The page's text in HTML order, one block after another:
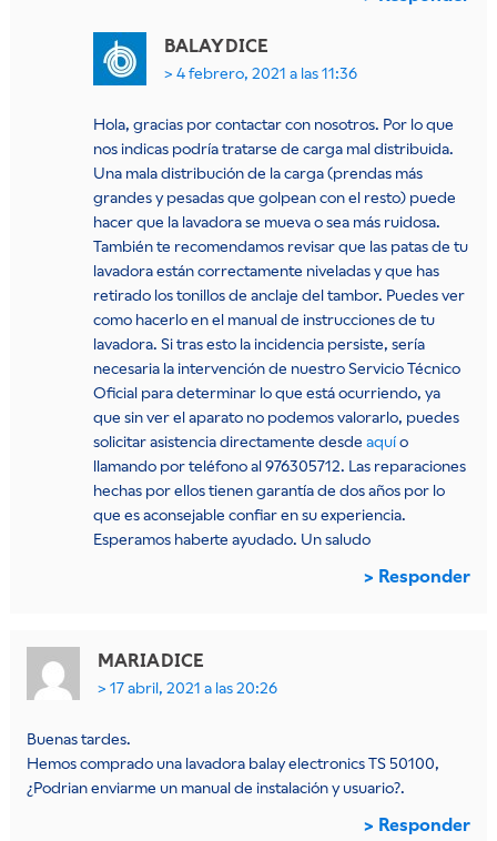
BALAYDICE
4 febrero, 2021 a las 11:36
Hola, gracias por contactar con nosotros. Por lo que
nos indicas podría tratarse de carga mal distribuida.
Una mala distribución de la carga (prendas más
grandes y pesadas que golpean con el resto) puede
hacer que la lavadora se mueva o sea más ruidosa.
También te recomendamos revisar que las patas de tu
lavadora están correctamente niveladas y que has
retirado los tonillos de anclaje del tambor. Puedes ver
como hacerlo en el manual de instrucciones de tu
lavadora. Si tras esto la incidencia persiste, sería
necesaria la intervención de nuestro Servicio Técnico
Oficial para determinar lo que está ocurriendo, ya
que sin ver el aparato no podemos valorarlo, puedes
solicitar asistencia directamente desde aquío
llamando por teléfono al 976305712. Las reparaciones
hechas por ellos tienen garantía de dos años por lo
que es aconsejable confiar en su experiencia.
Esperamos haberte ayudado. Un saludo
Responder
MARIADICE
17 abril, 2021 a las 20:26
Buenas tardes.
Hemos comprado una lavadora balay electronics TS 50100,
¿Podrian enviarme un manual de instalación y usuario?.
Responder